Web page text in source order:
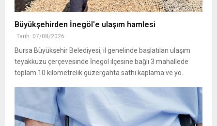
Büyükşehirden İnegöl'e ulaşım hamlesi
Tarih: 07/08/2026
Bursa Büyükşehir Belediyesi, il genelinde başlatılan ulaşım
teyakkuzu çerçevesinde İnegöl ilçesine bağlı 3 mahallede
toplam 10 kilometrelik güzergahta sathi kaplama ve yo..